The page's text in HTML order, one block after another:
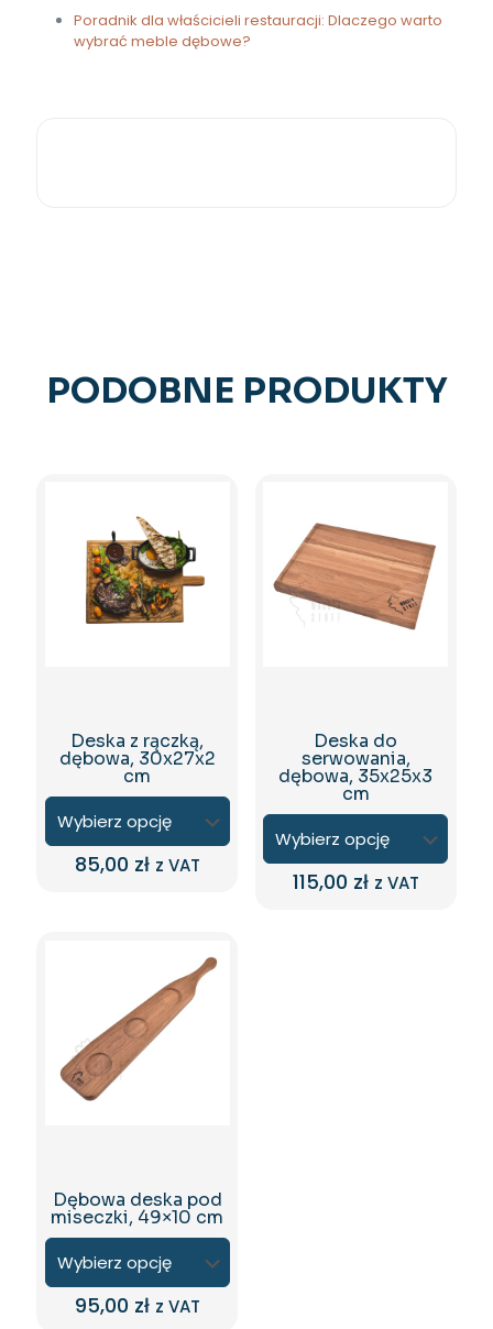
Poradnik dla właścicieli restauracji: Dlaczego warto
wybrać meble dębowe?
PODOBNE PRODUKTY
Deska z rączką,
dębowa, 30x27x2
cm
85,00 zł z VAT
wariantów.
Opcje
można
wybrać
na
Deska do
serwowania,
dębowa, 35x25x3
cm
115,00 zł z VAT
Dębowa deska pod
miseczki, 49×10 cm
95,00 zł z VAT